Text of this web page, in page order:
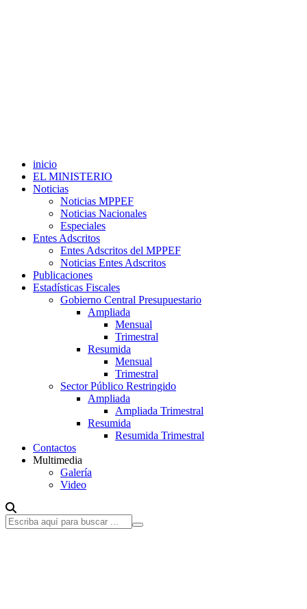
inicio
EL MINISTERIO
Noticias
Noticias MPPEF
Noticias Nacionales
Especiales
Entes Adscritos
Entes Adscritos del MPPEF
Noticias Entes Adscritos
Publicaciones
Estadísticas Fiscales
Gobierno Central Presupuestario
Ampliada
Mensual
Trimestral
Resumida
Mensual
Trimestral
Sector Público Restringido
Ampliada
Ampliada Trimestral
Resumida
Resumida Trimestral
Contactos
Multimedia
Galería
Video